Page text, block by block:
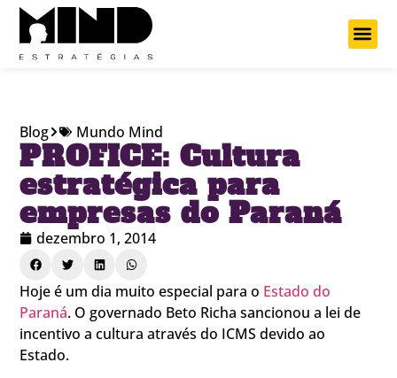
Blog Mundo Mind
PROFICE: Cultura
estratégica para
empresas do Paraná
dezembro 1, 2014
Hoje é um dia muito especial para o Estado do
Paraná. O governado Beto Richa sancionou a lei de
incentivo a cultura através do ICMS devido ao
Estado.